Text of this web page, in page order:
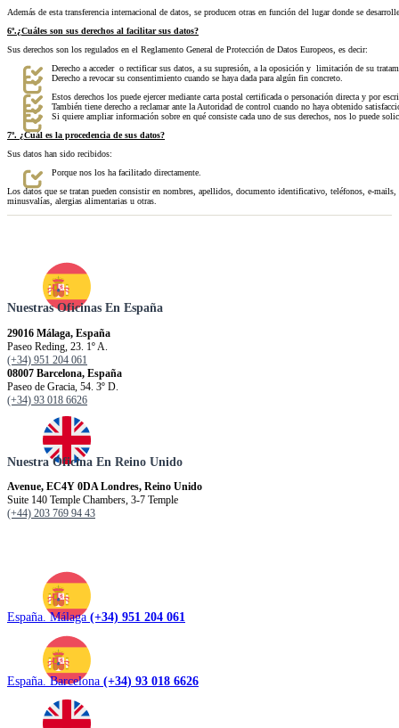
Además de esta transferencia internacional de datos, se producen otras en función del lugar donde se
6º.¿Cuáles son sus derechos al facilitar sus datos?
Sus derechos son los regulados en el Reglamento General de Protección de Datos Europeos, es decir:
Derecho a acceder o rectificar sus datos, a su supresión, a la oposición y limitación de su
Derecho a revocar su consentimiento cuando se haya dada para algún fin concreto.
Estos derechos los puede ejercer mediante carta postal certificada o personación directa y por
También tiene derecho a reclamar ante la Autoridad de control cuando no haya obtenido
Si quiere ampliar información sobre en qué consiste cada uno de sus derechos, nos lo puede
7º. ¿Cuál es la procedencia de sus datos?
Sus datos han sido recibidos:
Porque nos los ha facilitado directamente.
Los datos que se tratan pueden consistir en nombres, apellidos, documento identificativo, teléfonos, e-
minusvalías, alergias alimentarias u otras.
Nuestras Oficinas En España
29016 Málaga, España
Paseo Reding, 23. 1º A.
(+34) 951 204 061
08007 Barcelona, España
Paseo de Gracia, 54. 3º D.
(+34) 93 018 6626
Nuestra Oficina En Reino Unido
Avenue, EC4Y 0DA Londres, Reino Unido
Suite 140 Temple Chambers, 3-7 Temple
(+44) 203 769 94 43
España. Málaga (+34) 951 204 061
España. Barcelona (+34) 93 018 6626